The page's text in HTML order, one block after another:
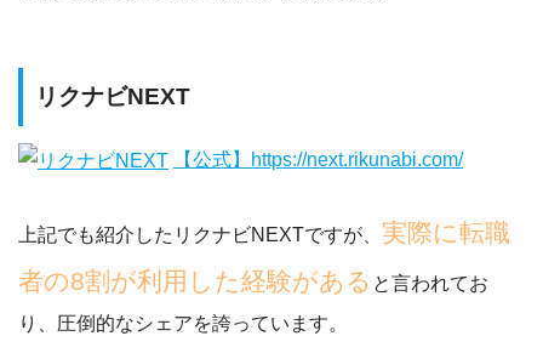
リクナビNEXT
【公式】https://next.rikunabi.com/
上記でも紹介したリクナビNEXTですが、 実際に転職
者の8割が利用した経験がある と言われてお
り、圧倒的なシェアを誇っています。